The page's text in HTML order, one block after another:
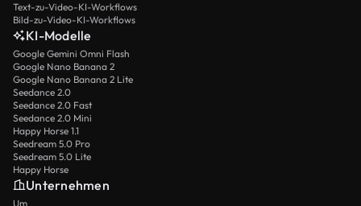
Text-zu-Video-KI-Workflows
Bild-zu-Video-KI-Workflows
KI-Modelle
Google Gemini Omni Flash
Google Nano Banana 2
Google Nano Banana 2 Lite
Seedance 2.0
Seedance 2.0 Fast
Seedance 2.0 Mini
Happy Horse 1.1
Seedream 5.0 Pro
Seedream 5.0 Lite
Happy Horse
Unternehmen
Um